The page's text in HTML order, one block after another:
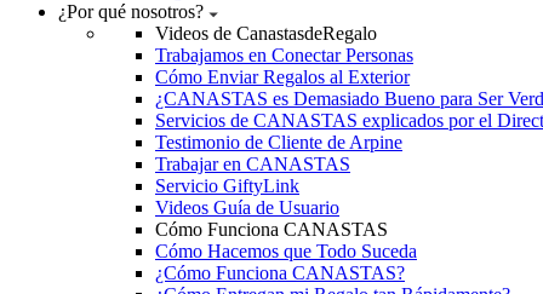
¿Por qué nosotros?
Videos de CanastasdeRegalo
Trabajamos en Conectar Personas
Cómo Enviar Regalos al Exterior
¿CANASTAS es Demasiado Bueno para Ser
Servicios de CANASTAS explicados por el
Testimonio de Cliente de Arpine
Trabajar en CANASTAS
Servicio GiftyLink
Videos Guía de Usuario
Cómo Funciona CANASTAS
Cómo Hacemos que Todo Suceda
¿Cómo Funciona CANASTAS?